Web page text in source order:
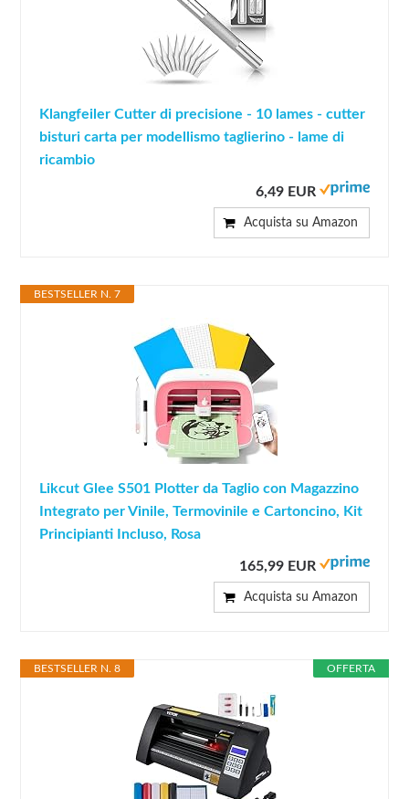
Klangfeiler Cutter di precisione - 10 lames - cutter
bisturi carta per modellismo taglierino - lame di
ricambio
6,49 EUR
Acquista su Amazon
BESTSELLER N. 7
Likcut Glee S501 Plotter da Taglio con Magazzino
Integrato per Vinile, Termovinile e Cartoncino, Kit
Principianti Incluso, Rosa
165,99 EUR
Acquista su Amazon
OFFERTA
BESTSELLER N. 8